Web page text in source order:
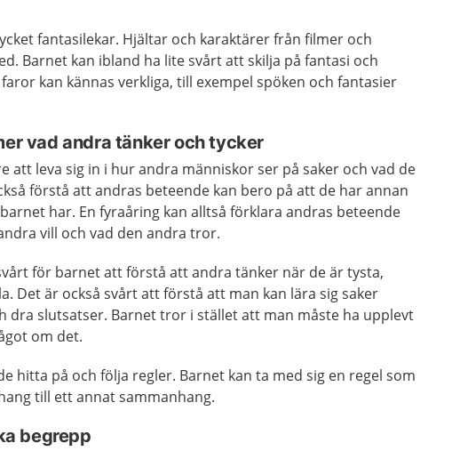
fantasilekar. Hjältar och karaktärer från filmer och
Barnet kan ibland ha lite svårt att skilja på fantasi och
kan kännas verkliga, till exempel spöken och fantasier
vad andra tänker och tycker
att leva sig in i hur andra människor ser på saker och vad de
förstå att andras beteende kan bero på att de har annan
har. En fyraåring kan alltså förklara andras beteende
vill och vad den andra tror.
för barnet att förstå att andra tänker när de är tysta,
Det är också svårt att förstå att man kan lära sig saker
dra slutsatser. Barnet tror i stället att man måste ha upplevt
om det.
hitta på och följa regler. Barnet kan ta med sig en regel som
till ett annat sammanhang.
begrepp